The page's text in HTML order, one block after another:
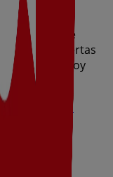
de una
a
para ti este
mejores ofertas
a ahorrar hoy
de Dia en